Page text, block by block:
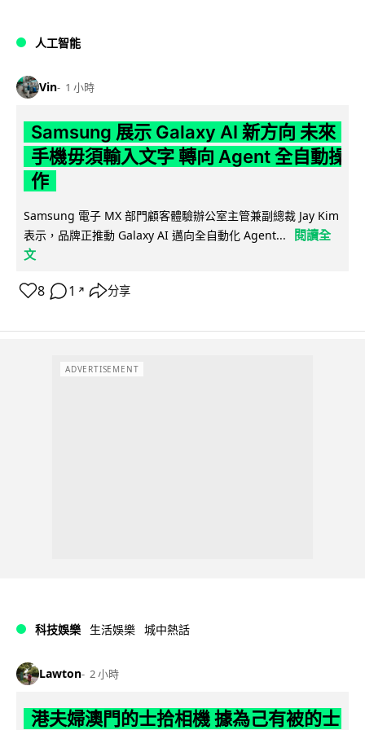
人工智能
Vin 1 小時
Samsung 展示 Galaxy AI 新方向 未來
手機毋須輸入文字 轉向 Agent 全自動操
作
Samsung 電子 MX 部門顧客體驗辦公室主管兼副總裁 Jay Kim
表示，品牌正推動 Galaxy AI 邁向全自動化 Agent...
閱讀全
文
8 1 ↗ 分享
ADVERTISEMENT
科技娛樂 生活娛樂 城中熱話
Lawton 2 小時
港夫婦澳門的士拾相機 據為己有被的士